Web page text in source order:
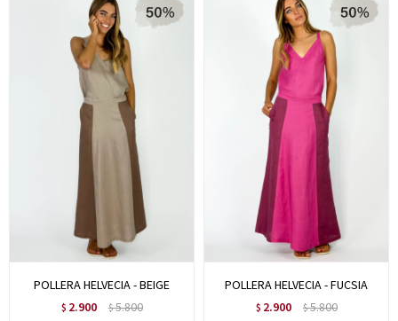
POLLERA HELVECIA - BEIGE
$ 2.900 $5.800
POLLERA HELVECIA - FUCSIA
$ 2.900 $5.800